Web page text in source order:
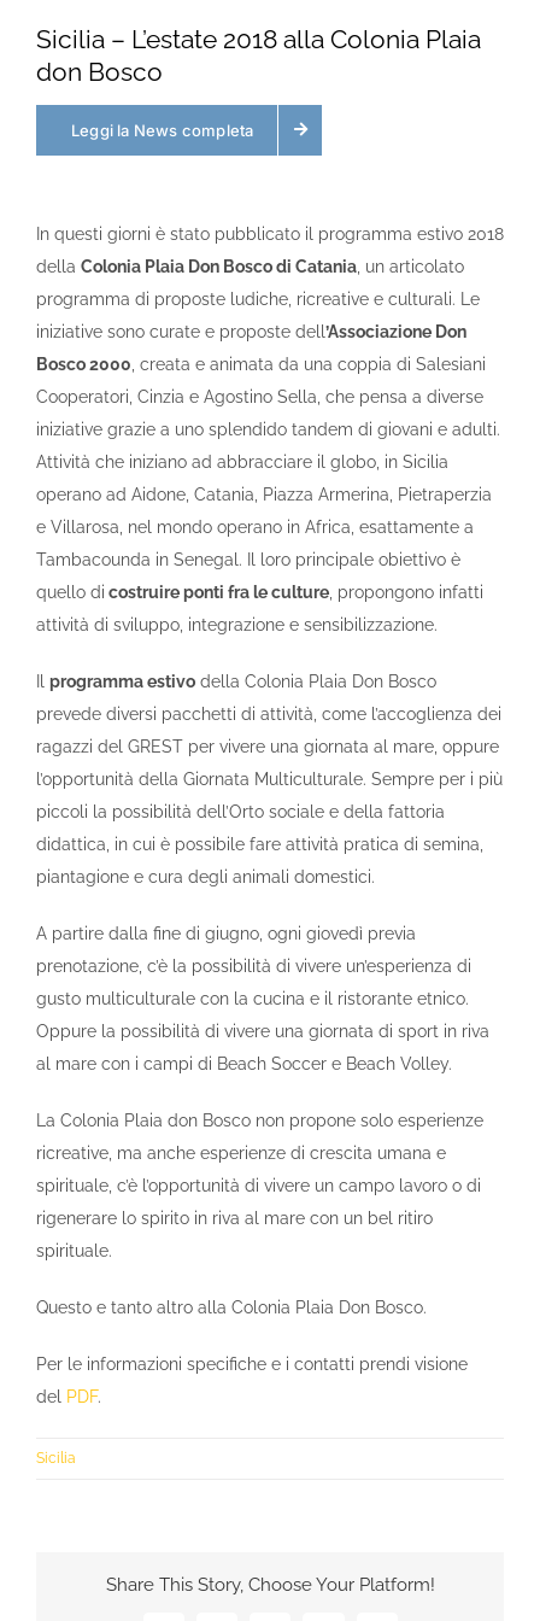
Sicilia – L’estate 2018 alla Colonia Plaia
don Bosco
Leggi la News completa
In questi giorni è stato pubblicato il programma estivo 2018
della Colonia Plaia Don Bosco di Catania , un articolato
programma di proposte ludiche, ricreative e culturali. Le
iniziative sono curate e proposte dell ’Associazione Don
Bosco 2000 , creata e animata da una coppia di Salesiani
Cooperatori, Cinzia e Agostino Sella, che pensa a diverse
iniziative grazie a uno splendido tandem di giovani e adulti.
Attività che iniziano ad abbracciare il globo, in Sicilia
operano ad Aidone, Catania, Piazza Armerina, Pietraperzia
e Villarosa, nel mondo operano in Africa, esattamente a
Tambacounda in Senegal. Il loro principale obiettivo è
quello di costruire ponti fra le culture , propongono infatti
attività di sviluppo, integrazione e sensibilizzazione.
programma estivo della Colonia Plaia Don Bosco
prevede diversi pacchetti di attività, come l’accoglienza dei
ragazzi del GREST per vivere una giornata al mare, oppure
l’opportunità della Giornata Multiculturale. Sempre per i più
piccoli la possibilità dell’Orto sociale e della fattoria
didattica, in cui è possibile fare attività pratica di semina,
piantagione e cura degli animali domestici.
A partire dalla fine di giugno, ogni giovedì previa
prenotazione, c’è la possibilità di vivere un’esperienza di
gusto multiculturale con la cucina e il ristorante etnico.
Oppure la possibilità di vivere una giornata di sport in riva
al mare con i campi di Beach Soccer e Beach Volley.
La Colonia Plaia don Bosco non propone solo esperienze
ricreative, ma anche esperienze di crescita umana e
spirituale, c’è l’opportunità di vivere un campo lavoro o di
rigenerare lo spirito in riva al mare con un bel ritiro
spirituale.
Questo e tanto altro alla Colonia Plaia Don Bosco.
Per le informazioni specifiche e i contatti prendi visione
del
PDF.
Sicilia
Share This Story, Choose Your Platform!